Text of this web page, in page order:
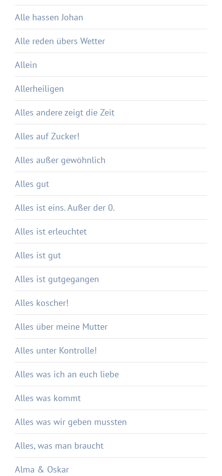
Alle hassen Johan
Alle reden übers Wetter
Allein
Allerheiligen
Alles andere zeigt die Zeit
Alles auf Zucker!
Alles außer gewöhnlich
Alles gut
Alles ist eins. Außer der 0.
Alles ist erleuchtet
Alles ist gut
Alles ist gutgegangen
Alles koscher!
Alles über meine Mutter
Alles unter Kontrolle!
Alles was ich an euch liebe
Alles was kommt
Alles was wir geben mussten
Alles, was man braucht
Alma & Oskar